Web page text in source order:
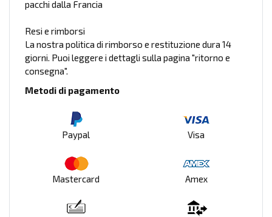
pacchi dalla Francia
Resi e rimborsi
La nostra politica di rimborso e restituzione dura 14
giorni. Puoi leggere i dettagli sulla pagina "ritorno e
consegna".
Metodi di pagamento
Paypal Visa
Mastercard Amex